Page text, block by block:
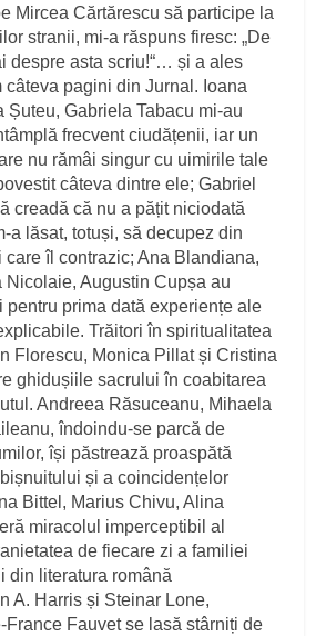
Mircea Cărtărescu să participe la
stranii, mi-a răspuns firesc: „De
despre asta scriu!“… și a ales
câteva pagini din Jurnal. Ioana
Șuteu, Gabriela Tabacu mi-au
frecvent ciudățenii, iar un
nu rămâi singur cu uimirile tale
câteva dintre ele; Gabriel
creadă că nu a pățit niciodată
a lăsat, totuși, să decupez din
îl contrazic; Ana Blandiana,
Nicolaie, Augustin Cupșa au
pentru prima dată experiențe ale
Trăitori în spiritualitatea
Florescu, Monica Pillat și Cristina
ghidușiile sacrului în coabitarea
Andreea Răsuceanu, Mihaela
îndoindu-se parcă de
își păstrează proaspătă
și a coincidențelor
Bittel, Marius Chivu, Alina
miracolul imperceptibil al
de fiecare zi a familiei
din literatura română
A. Harris și Steinar Lone,
Fauvet se lasă stârniți de